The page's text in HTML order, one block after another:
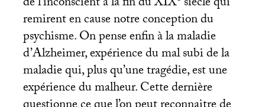
remirent en cause notre conception du
psychisme. On pense enfin à la maladie
d’Alzheimer, expérience du mal subi de la
maladie qui, plus qu’une tragédie, est une
expérience du malheur. Cette dernière